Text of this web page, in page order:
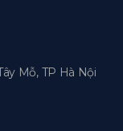
Mỗ, TP Hà Nội